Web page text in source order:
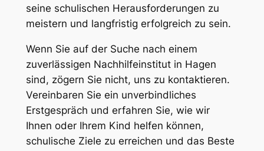
seine schulischen Herausforderungen zu
meistern und langfristig erfolgreich zu sein.
Wenn Sie auf der Suche nach einem
zuverlässigen Nachhilfeinstitut in Hagen
sind, zögern Sie nicht, uns zu kontaktieren.
Vereinbaren Sie ein unverbindliches
Erstgespräch und erfahren Sie, wie wir
Ihnen oder Ihrem Kind helfen können,
schulische Ziele zu erreichen und das Beste